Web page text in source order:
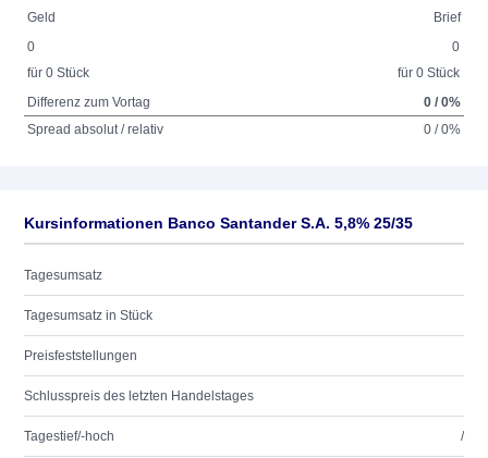
Geld
Brief
0
für 0 Stück
0
für 0 Stück
Differenz zum Vortag
0 / 0%
Spread absolut / relativ
0 / 0%
Kursinformationen Banco Santander S.A. 5,8% 25/35
Tagesumsatz
Tagesumsatz in Stück
Preisfeststellungen
Schlusspreis des letzten Handelstages
Tagestief/-hoch /